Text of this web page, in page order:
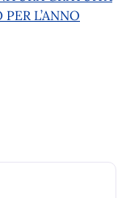
L’ANNO